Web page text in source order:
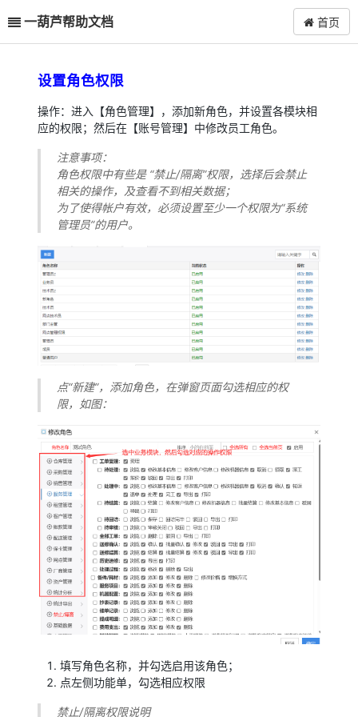
一葫芦帮助文档 首页
设置角色权限
操作：进入【角色管理】，添加新角色，并设置各模块相
应的权限；然后在【账号管理】中修改员工角色。
注意事项：
角色权限中有些是 “禁止/隔离”权限，选择后会禁止
相关的操作，及查看不到相关数据；
为了使得帐户有效，必须设置至少一个权限为“系统
管理员”的用户。
点“新建”，添加角色，在弹窗页面勾选相应的权
限，如图：
填写角色名称，并勾选启用该角色；
点左侧功能单，勾选相应权限
禁止/隔离权限说明